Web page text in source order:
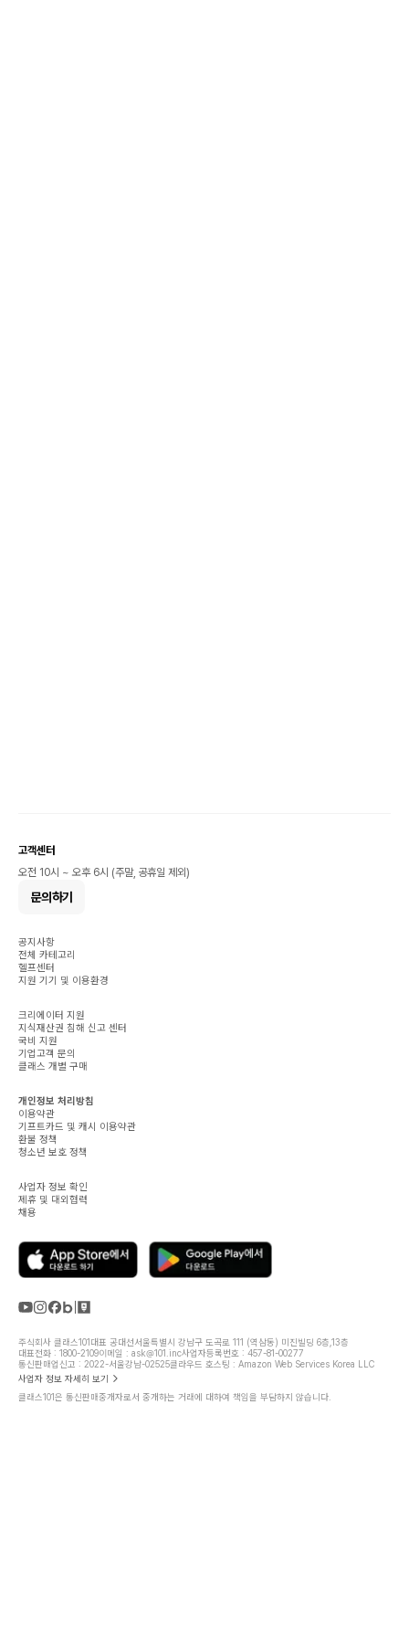
고객센터
오전 10시 ~ 오후 6시 (주말, 공휴일 제외)
문의하기
공지사항
전체 카테고리
헬프센터
지원 기기 및 이용환경
크리에이터 지원
지식재산권 침해 신고 센터
국비 지원
기업고객 문의
클래스 개별 구매
개인정보 처리방침
이용약관
기프트카드 및 캐시 이용약관
환불 정책
청소년 보호 정책
사업자 정보 확인
제휴 및 대외협력
채용
주식회사 클래스101대표 공대선서울특별시 강남구 도곡로 111 (역삼동) 미진빌딩 6층,13층
대표전화 : 1800-2109이메일 : ask@101.inc사업자등록번호 : 457-81-00277
통신판매업신고 : 2022-서울강남-02525클라우드 호스팅 : Amazon Web Services Korea LLC
사업자 정보 자세히 보기
클래스101은 통신판매중개자로서 중개하는 거래에 대하여 책임을 부담하지 않습니다.